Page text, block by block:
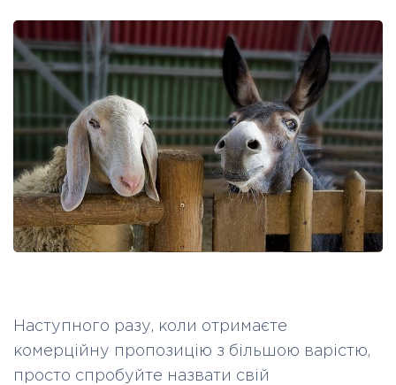
Наступного разу, коли отримаєте
комерційну пропозицію з більшою варістю,
просто спробуйте назвати свій